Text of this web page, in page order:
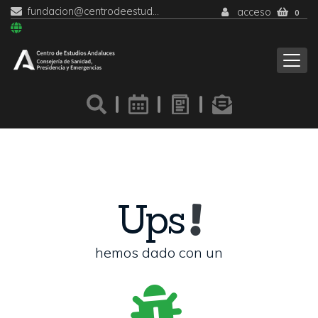
fundacion@centrodeestudiosandaluces.es acceso 0
Ups
hemos dado con un